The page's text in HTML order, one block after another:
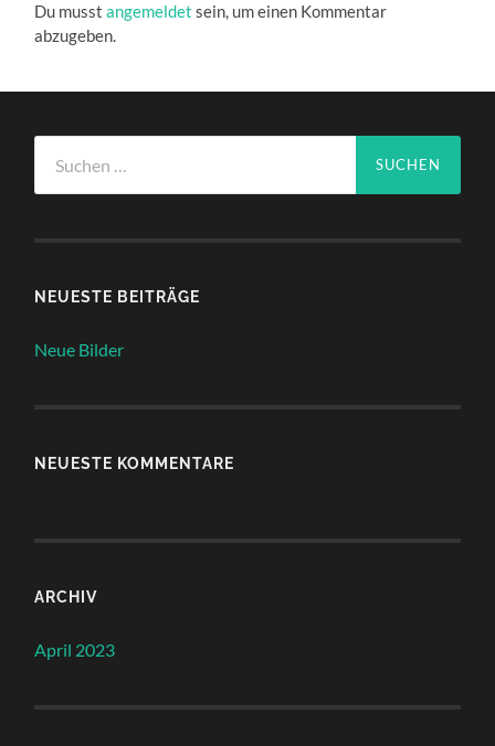
Du musstangemeldet sein, um einen Kommentar
abzugeben.
nach:
NEUESTE BEITRÄGE
Neue Bilder
NEUESTE KOMMENTARE
ARCHIV
April 2023